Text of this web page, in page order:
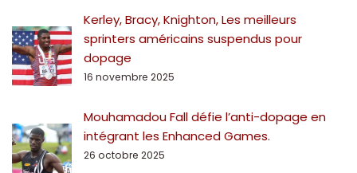
Kerley, Bracy, Knighton, Les meilleurs
sprinters américains suspendus pour
dopage
16 novembre 2025
Mouhamadou Fall défie l’anti-dopage en
intégrant les Enhanced Games.
26 octobre 2025